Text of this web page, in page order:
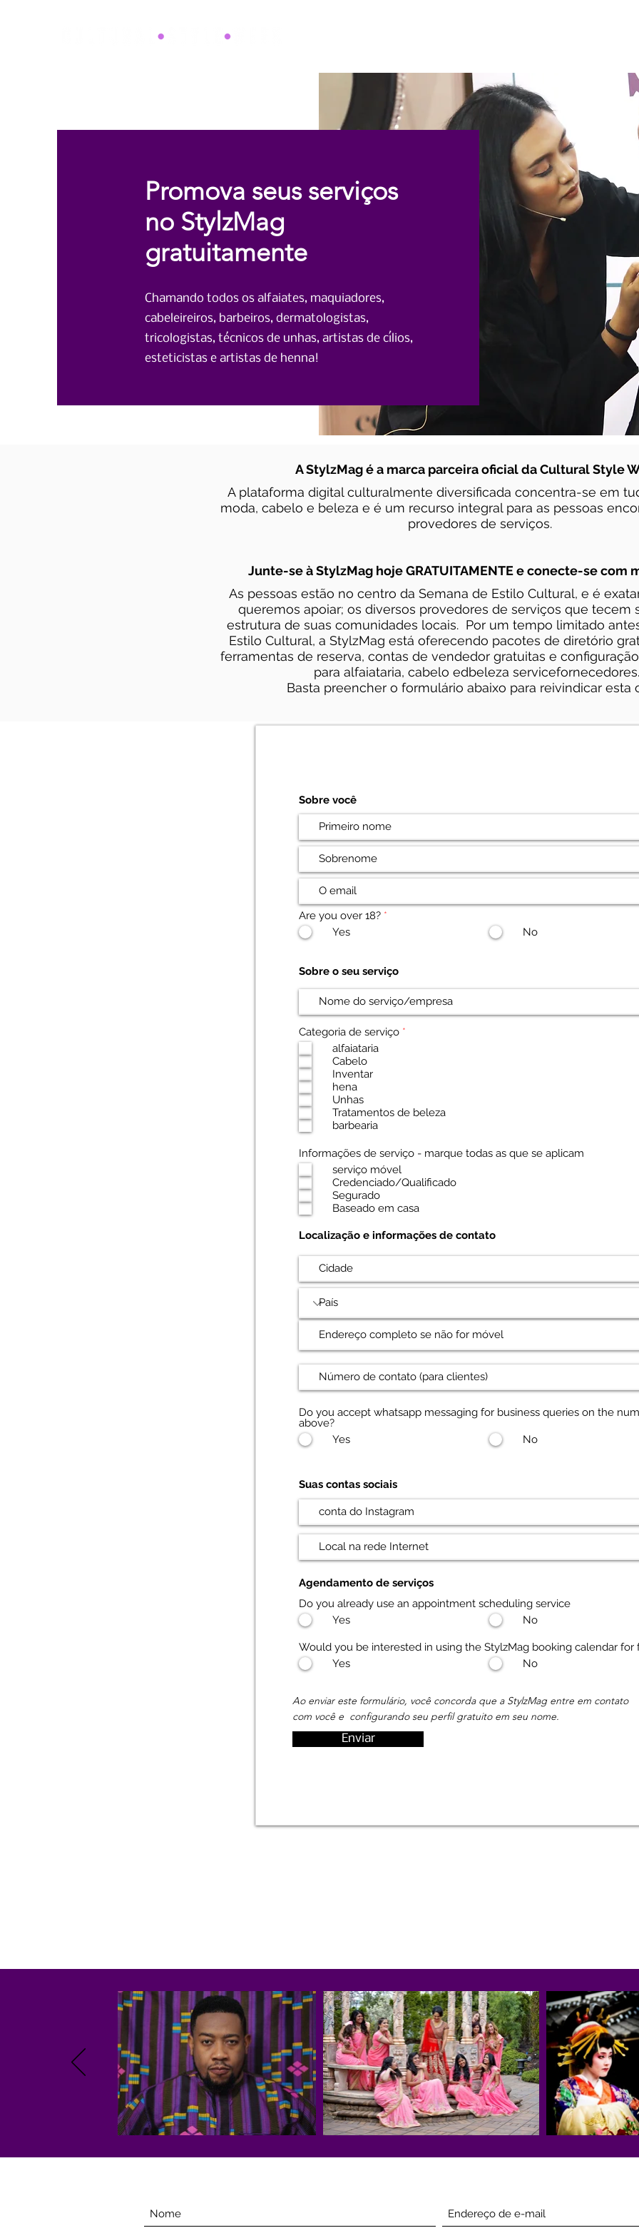
Promova seus serviços
no StylzMag
gratuitamente
Chamando todos os alfaiates, maquiadores,
cabeleireiros, barbeiros, dermatologistas,
tricologistas, técnicos de unhas, artistas de cílios,
esteticistas e artistas de henna!
A StylzMag é a marca parceira oficial da Cultural Style
A plataforma digital culturalmente diversificada concentra-se em
moda, cabelo e beleza e é um recurso integral para as pessoas
provedores de serviços.
Junte-se à StylzMag hoje GRATUITAMENTE e conecte-se com
As pessoas estão no centro da Semana de Estilo Cultural, e é
queremos apoiar; os diversos provedores de serviços que tecem
estrutura de suas comunidades locais. Por um tempo limitado
Estilo Cultural, a StylzMag está oferecendo pacotes de diretório
ferramentas de reserva, contas de vendedor gratuitas e
para alfaiataria, cabelo edbeleza servicefornecedores.
Basta preencher o formulário abaixo para reivindicar esta
Sobre você
Are you over 18? *
Yes
No
Sobre o seu serviço
Categoria de serviço *
r
alfaiataria
Cabelo
Inventar
hena
Unhas
Tratamentos de beleza
barbearia
Informações de serviço - marque todas as que se aplicam
serviço móvel
Credenciado/Qualificado
Segurado
Baseado em casa
Localização e informações de contato
Do you accept whatsapp messaging for business queries on the
above?
Yes
No
Suas contas sociais
Agendamento de serviços
Do you already use an appointment scheduling service
Yes
No
Would you be interested in using the StylzMag booking calendar for
Yes
No
Ao enviar este formulário, você concorda que a StylzMag entre em contato
com você e configurando seu perfil gratuito em seu nome.
Enviar